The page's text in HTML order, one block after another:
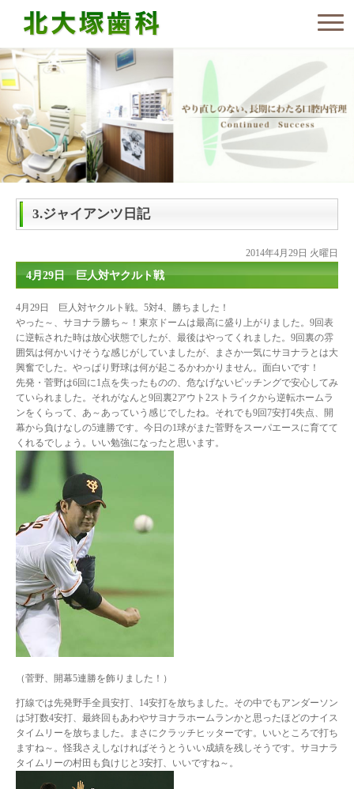
3.ジャイアンツ日記
2014年4月29日 火曜日
4月29日 巨人対ヤクルト戦
4月29日 巨人対ヤクルト戦。5対4、勝ちました！
やった～、サヨナラ勝ち～！東京ドームは最高に盛り上がりました。9回表
に逆転された時は放心状態でしたが、最後はやってくれました。9回裏の雰
囲気は何かいけそうな感じがしていましたが、まさか一気にサヨナラとは大
興奮でした。やっぱり野球は何が起こるかわかりません。面白いです！
先発・菅野は6回に1点を失ったものの、危なげないピッチングで安心してみ
ていられました。それがなんと9回裏2アウト2ストライクから逆転ホームラ
ンをくらって、あ～あっていう感じでしたね。それでも9回7安打4失点、開
幕から負けなしの5連勝です。今日の1球がまた菅野をスーパエースに育てて
くれるでしょう。いい勉強になったと思います。
（菅野、開幕5連勝を飾りました！）
打線では先発野手全員安打、14安打を放ちました。その中でもアンダーソン
は5打数4安打、最終回もあわやサヨナラホームランかと思ったほどのナイス
タイムリーを放ちました。まさにクラッチヒッターです。いいところで打ち
ますね～。怪我さえしなければそうとういい成績を残しそうです。サヨナラ
タイムリーの村田も負けじと3安打、いいですね～。